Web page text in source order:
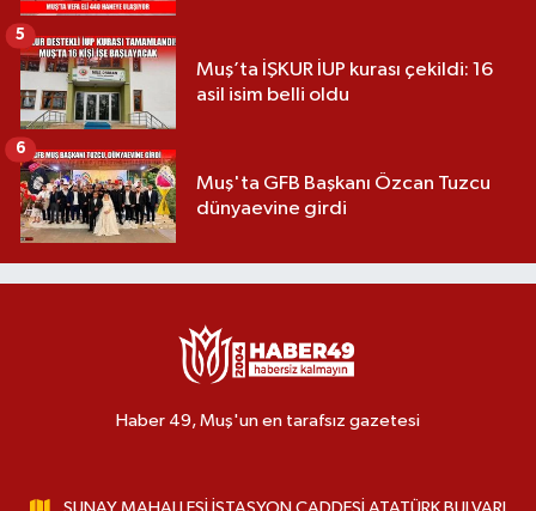
Muş’ta İŞKUR İUP kurası çekildi: 16
asil isim belli oldu
5
Muş'ta GFB Başkanı Özcan Tuzcu
dünyaevine girdi
6
Haber 49, Muş'un en tarafsız gazetesi